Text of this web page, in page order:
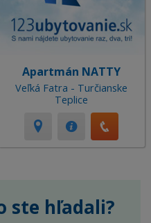
Apartmán NATTY
Veľká Fatra - Turčianske
Teplice
ste hľadali?